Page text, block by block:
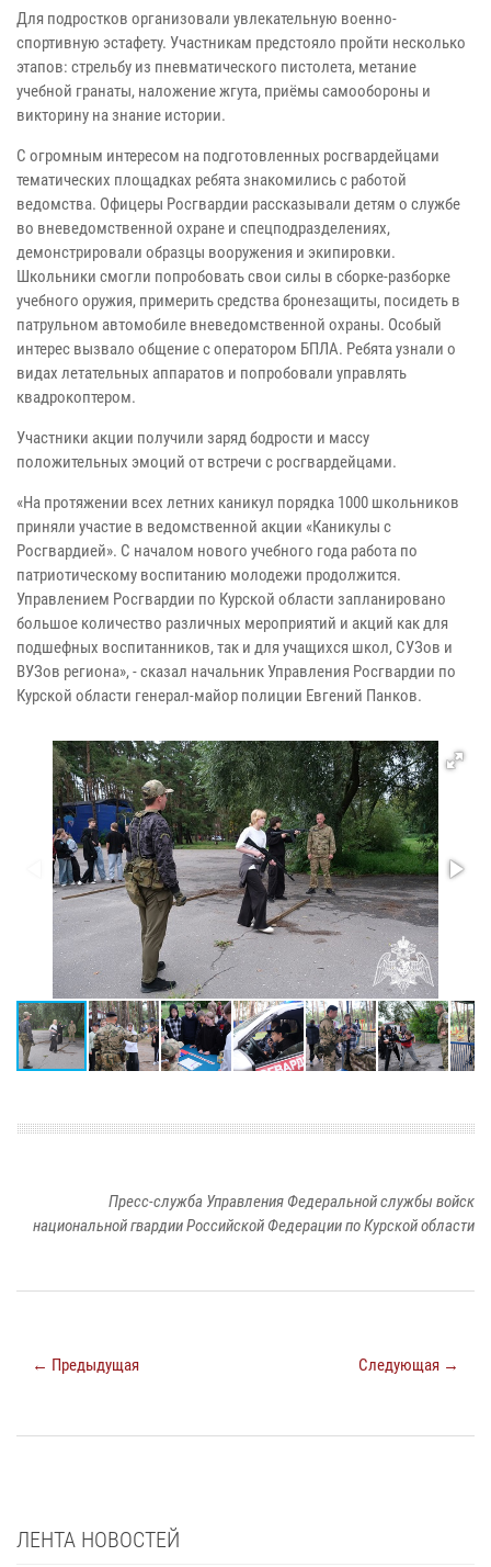
Для подростков организовали увлекательную военно-
спортивную эстафету. Участникам предстояло пройти несколько
этапов: стрельбу из пневматического пистолета, метание
учебной гранаты, наложение жгута, приёмы самообороны и
викторину на знание истории.
С огромным интересом на подготовленных росгвардейцами
тематических площадках ребята знакомились с работой
ведомства. Офицеры Росгвардии рассказывали детям о службе
во вневедомственной охране и спецподразделениях,
демонстрировали образцы вооружения и экипировки.
Школьники смогли попробовать свои силы в сборке-разборке
учебного оружия, примерить средства бронезащиты, посидеть в
патрульном автомобиле вневедомственной охраны. Особый
интерес вызвало общение с оператором БПЛА. Ребята узнали о
видах летательных аппаратов и попробовали управлять
квадрокоптером.
Участники акции получили заряд бодрости и массу
положительных эмоций от встречи с росгвардейцами.
«На протяжении всех летних каникул порядка 1000 школьников
приняли участие в ведомственной акции «Каникулы с
Росгвардией». С началом нового учебного года работа по
патриотическому воспитанию молодежи продолжится.
Управлением Росгвардии по Курской области запланировано
большое количество различных мероприятий и акций как для
подшефных воспитанников, так и для учащихся школ, СУЗов и
ВУЗов региона», - сказал начальник Управления Росгвардии по
Курской области генерал-майор полиции Евгений Панков.
Пресс-служба Управления Федеральной службы войск
национальной гвардии Российской Федерации по Курской области
← Предыдущая Следующая →
ЛЕНТА НОВОСТЕЙ